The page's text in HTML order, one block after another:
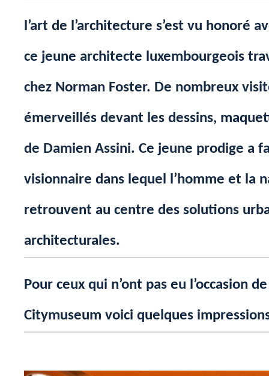
l’art de l’architecture s’est vu honoré
ce jeune architecte luxembourgeois
chez Norman Foster. De nombreux
émerveillés devant les dessins,
de Damien Assini. Ce jeune prodige a
visionnaire dans lequel l’homme et la
retrouvent au centre des solutions
architecturales.
Pour ceux qui n’ont pas eu l’occasion
Citymuseum voici quelques